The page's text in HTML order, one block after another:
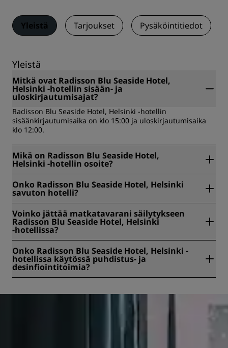
Yleistä Tarjoukset Pysäköintitiedot
Yleistä
Mitkä ovat Radisson Blu Seaside Hotel,
Helsinki ‑hotellin sisään- ja
uloskirjautumisajat?
Radisson Blu Seaside Hotel, Helsinki -hotellin
sisäänkirjautumisaika on klo 15:00 ja uloskirjautumisaika
klo 12:00.
Mikä on Radisson Blu Seaside Hotel,
Helsinki -hotellin osoite?
Ruoholahdenranta 3, Helsinki, Suomi.
Onko Radisson Blu Seaside Hotel, Helsinki
savuton hotelli?
hotelli.
Voinko jättää matkatavarani säilytykseen
Radisson Blu Seaside Hotel, Helsinki
‑hotellissa?
saatavana matkalaukkujen säilytysmahdollisuus.
Onko Radisson Blu Seaside Hotel, Helsinki -
hotellissa käytössä puhdistus- ja
desinfiointitoimia?
https://www.radissonhotels.com/fi-fi/terveys-turvallisuus